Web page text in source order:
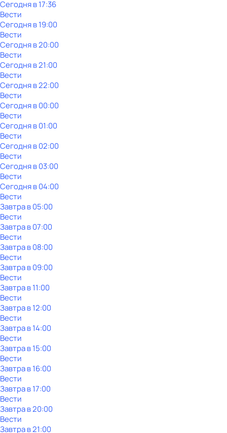
Сегодня в 17:36
Вести
Сегодня в 19:00
Вести
Сегодня в 20:00
Вести
Сегодня в 21:00
Вести
Сегодня в 22:00
Вести
Сегодня в 00:00
Вести
Сегодня в 01:00
Вести
Сегодня в 02:00
Вести
Сегодня в 03:00
Вести
Сегодня в 04:00
Вести
Завтра в 05:00
Вести
Завтра в 07:00
Вести
Завтра в 08:00
Вести
Завтра в 09:00
Вести
Завтра в 11:00
Вести
Завтра в 12:00
Вести
Завтра в 14:00
Вести
Завтра в 15:00
Вести
Завтра в 16:00
Вести
Завтра в 17:00
Вести
Завтра в 20:00
Вести
Завтра в 21:00